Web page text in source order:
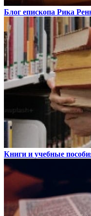
Блог епископа Рика
Книги и учебные